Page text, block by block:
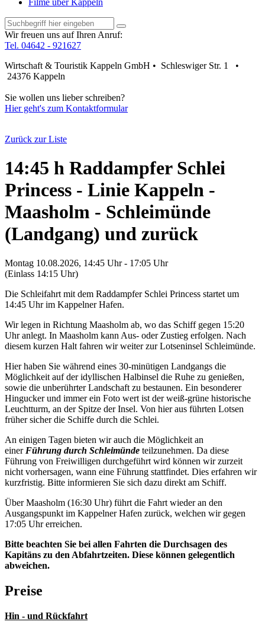
Filme über Kappeln
Wir freuen uns auf Ihren Anruf:
Tel. 04642 - 921627
Wirtschaft & Touristik Kappeln GmbH • Schleswiger Str. 1 •
24376 Kappeln
Sie wollen uns lieber schreiben?
Hier geht's zum Kontaktformular
Zurück zur Liste
14:45 h Raddampfer Schlei
Princess - Linie Kappeln -
Maasholm - Schleimünde
(Landgang) und zurück
Montag 10.08.2026, 14:45 Uhr - 17:05 Uhr
(Einlass 14:15 Uhr)
Die Schleifahrt mit dem Raddampfer Schlei Princess startet um
14:45 Uhr im Kappelner Hafen.
Wir legen in Richtung Maasholm ab, wo das Schiff gegen 15:20
Uhr anlegt. In Maasholm kann Aus- oder Zustieg erfolgen. Nach
diesem kurzen Halt fahren wir weiter zur Lotseninsel Schleimünde.
Hier haben Sie während eines 30-minütigen Landgangs die
Möglichkeit auf der idyllischen Halbinsel die Ruhe zu genießen,
sowie die unberührter Landschaft zu bestaunen. Ein besonderer
Hingucker und immer ein Foto wert ist der weiß-grüne historische
Leuchtturm, an der Spitze der Insel. Von hier aus führten Lotsen
früher sicher die Schiffe durch die Schlei.
An einigen Tagen bieten wir auch die Möglichkeit an
einer Führung durch Schleimünde teilzunehmen. Da diese
Führung von Freiwilligen durchgeführt wird können wir zurzeit
nicht vorhersagen, wann eine Führung stattfindet. Dies erfahren wir
kurzfristig. Bitte informieren Sie sich dazu direkt am Schiff.
Über Maasholm (16:30 Uhr) führt die Fahrt wieder an den
Ausgangspunkt im Kappelner Hafen zurück, welchen wir gegen
17:05 Uhr erreichen.
Bitte beachten Sie bei allen Fahrten die Durchsagen des
Kapitäns zu den Abfahrtzeiten. Diese können gelegentlich
abweichen.
Preise
Hin - und Rückfahrt